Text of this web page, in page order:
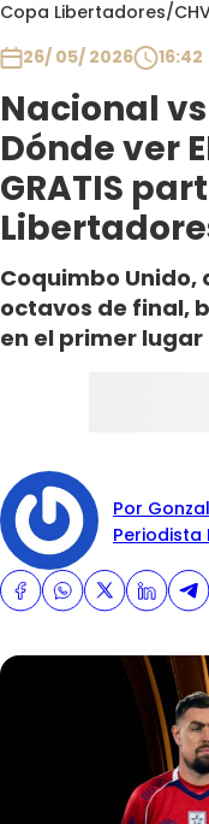
Copa Libertadores/
26/ 05/ 2026
16:42
Nacional
Dónde ver
GRATIS
Coquimbo Unido,
octavos de final,
en el primer lugar
Por
Periodista
Club De La
Contigo en
Plan Perfecto
El Tiempo
Sabingo
Todos Los